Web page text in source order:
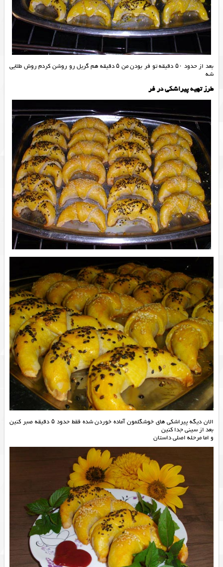
بعد از حدود ۵۰ دقیقه تو فر بودن من ۵ دقیقه هم گریل رو روشن کردم روش طلایی
شه
طرز تهیه پیراشکی در فر
الان دیگه پیراشکی های خوشگلمون آماده خوردن شده فقط حدود ۵ دقیقه صبر کنین
بعد از سینی جدا کنین
و اما مرحله اصلی داستان